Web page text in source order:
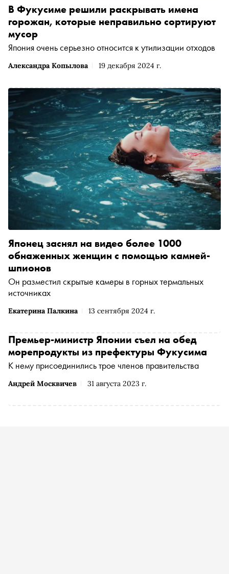
Александра Копылова 19 декабря 2024 г.
В Фукусиме решили раскрывать имена
горожан, которые неправильно сортируют
мусор
Япония очень серьезно относится к утилизации отходов
Екатерина Палкина 13 сентября 2024 г.
Японец заснял на видео более 1000
обнаженных женщин с помощью камней-
шпионов
Он разместил скрытые камеры в горных термальных
источниках
Андрей Москвичев 31 августа 2023 г.
Премьер-министр Японии съел на обед
морепродукты из префектуры Фукусима
К нему присоединились трое членов правительства